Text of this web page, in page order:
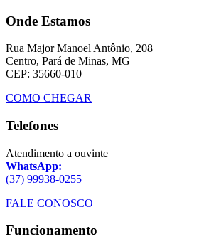
Onde Estamos
Rua Major Manoel Antônio, 208
Centro, Pará de Minas, MG
CEP: 35660-010
COMO CHEGAR
Telefones
Atendimento a ouvinte
WhatsApp:
(37) 99938-0255
FALE CONOSCO
Funcionamento